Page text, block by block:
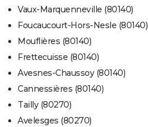
Vaux-Marquenneville (80140)
Foucaucourt-Hors-Nesle (80140)
Mouflières (80140)
Frettecuisse (80140)
Avesnes-Chaussoy (80140)
Cannessières (80140)
Tailly (80270)
Avelesges (80270)